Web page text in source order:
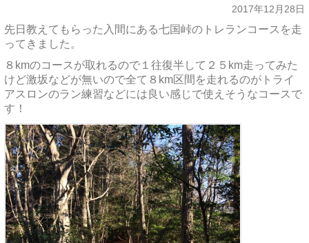
2017年12月28日
先日教えてもらった入間にある七国峠のトレランコースを走
ってきました。
８kmのコースが取れるので１往復半して２５km走ってみた
けど激坂などが無いので全て８km区間を走れるのがトライ
アスロンのラン練習などには良い感じで使えそうなコースで
す！